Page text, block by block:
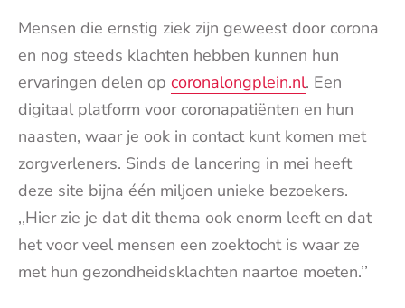
Mensen die ernstig ziek zijn geweest door corona
en nog steeds klachten hebben kunnen hun
ervaringen delen op coronalongplein.nl. Een
digitaal platform voor coronapatiënten en hun
naasten, waar je ook in contact kunt komen met
zorgverleners. Sinds de lancering in mei heeft
deze site bijna één miljoen unieke bezoekers.
,,Hier zie je dat dit thema ook enorm leeft en dat
het voor veel mensen een zoektocht is waar ze
met hun gezondheidsklachten naartoe moeten.’’